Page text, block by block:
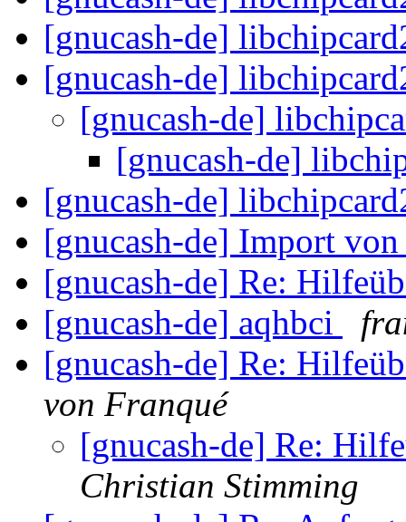
[gnucash-de]
[gnucash-de]
[gnucash-de]
[gnucash-de]
[gnucash-de]
[gnucash-de] Import
[gnucash-de] Re:
[gnucash-de] aqhbci
[gnucash-de] Re:
von Franqué
[gnucash-de] Re:
Christian Stimming